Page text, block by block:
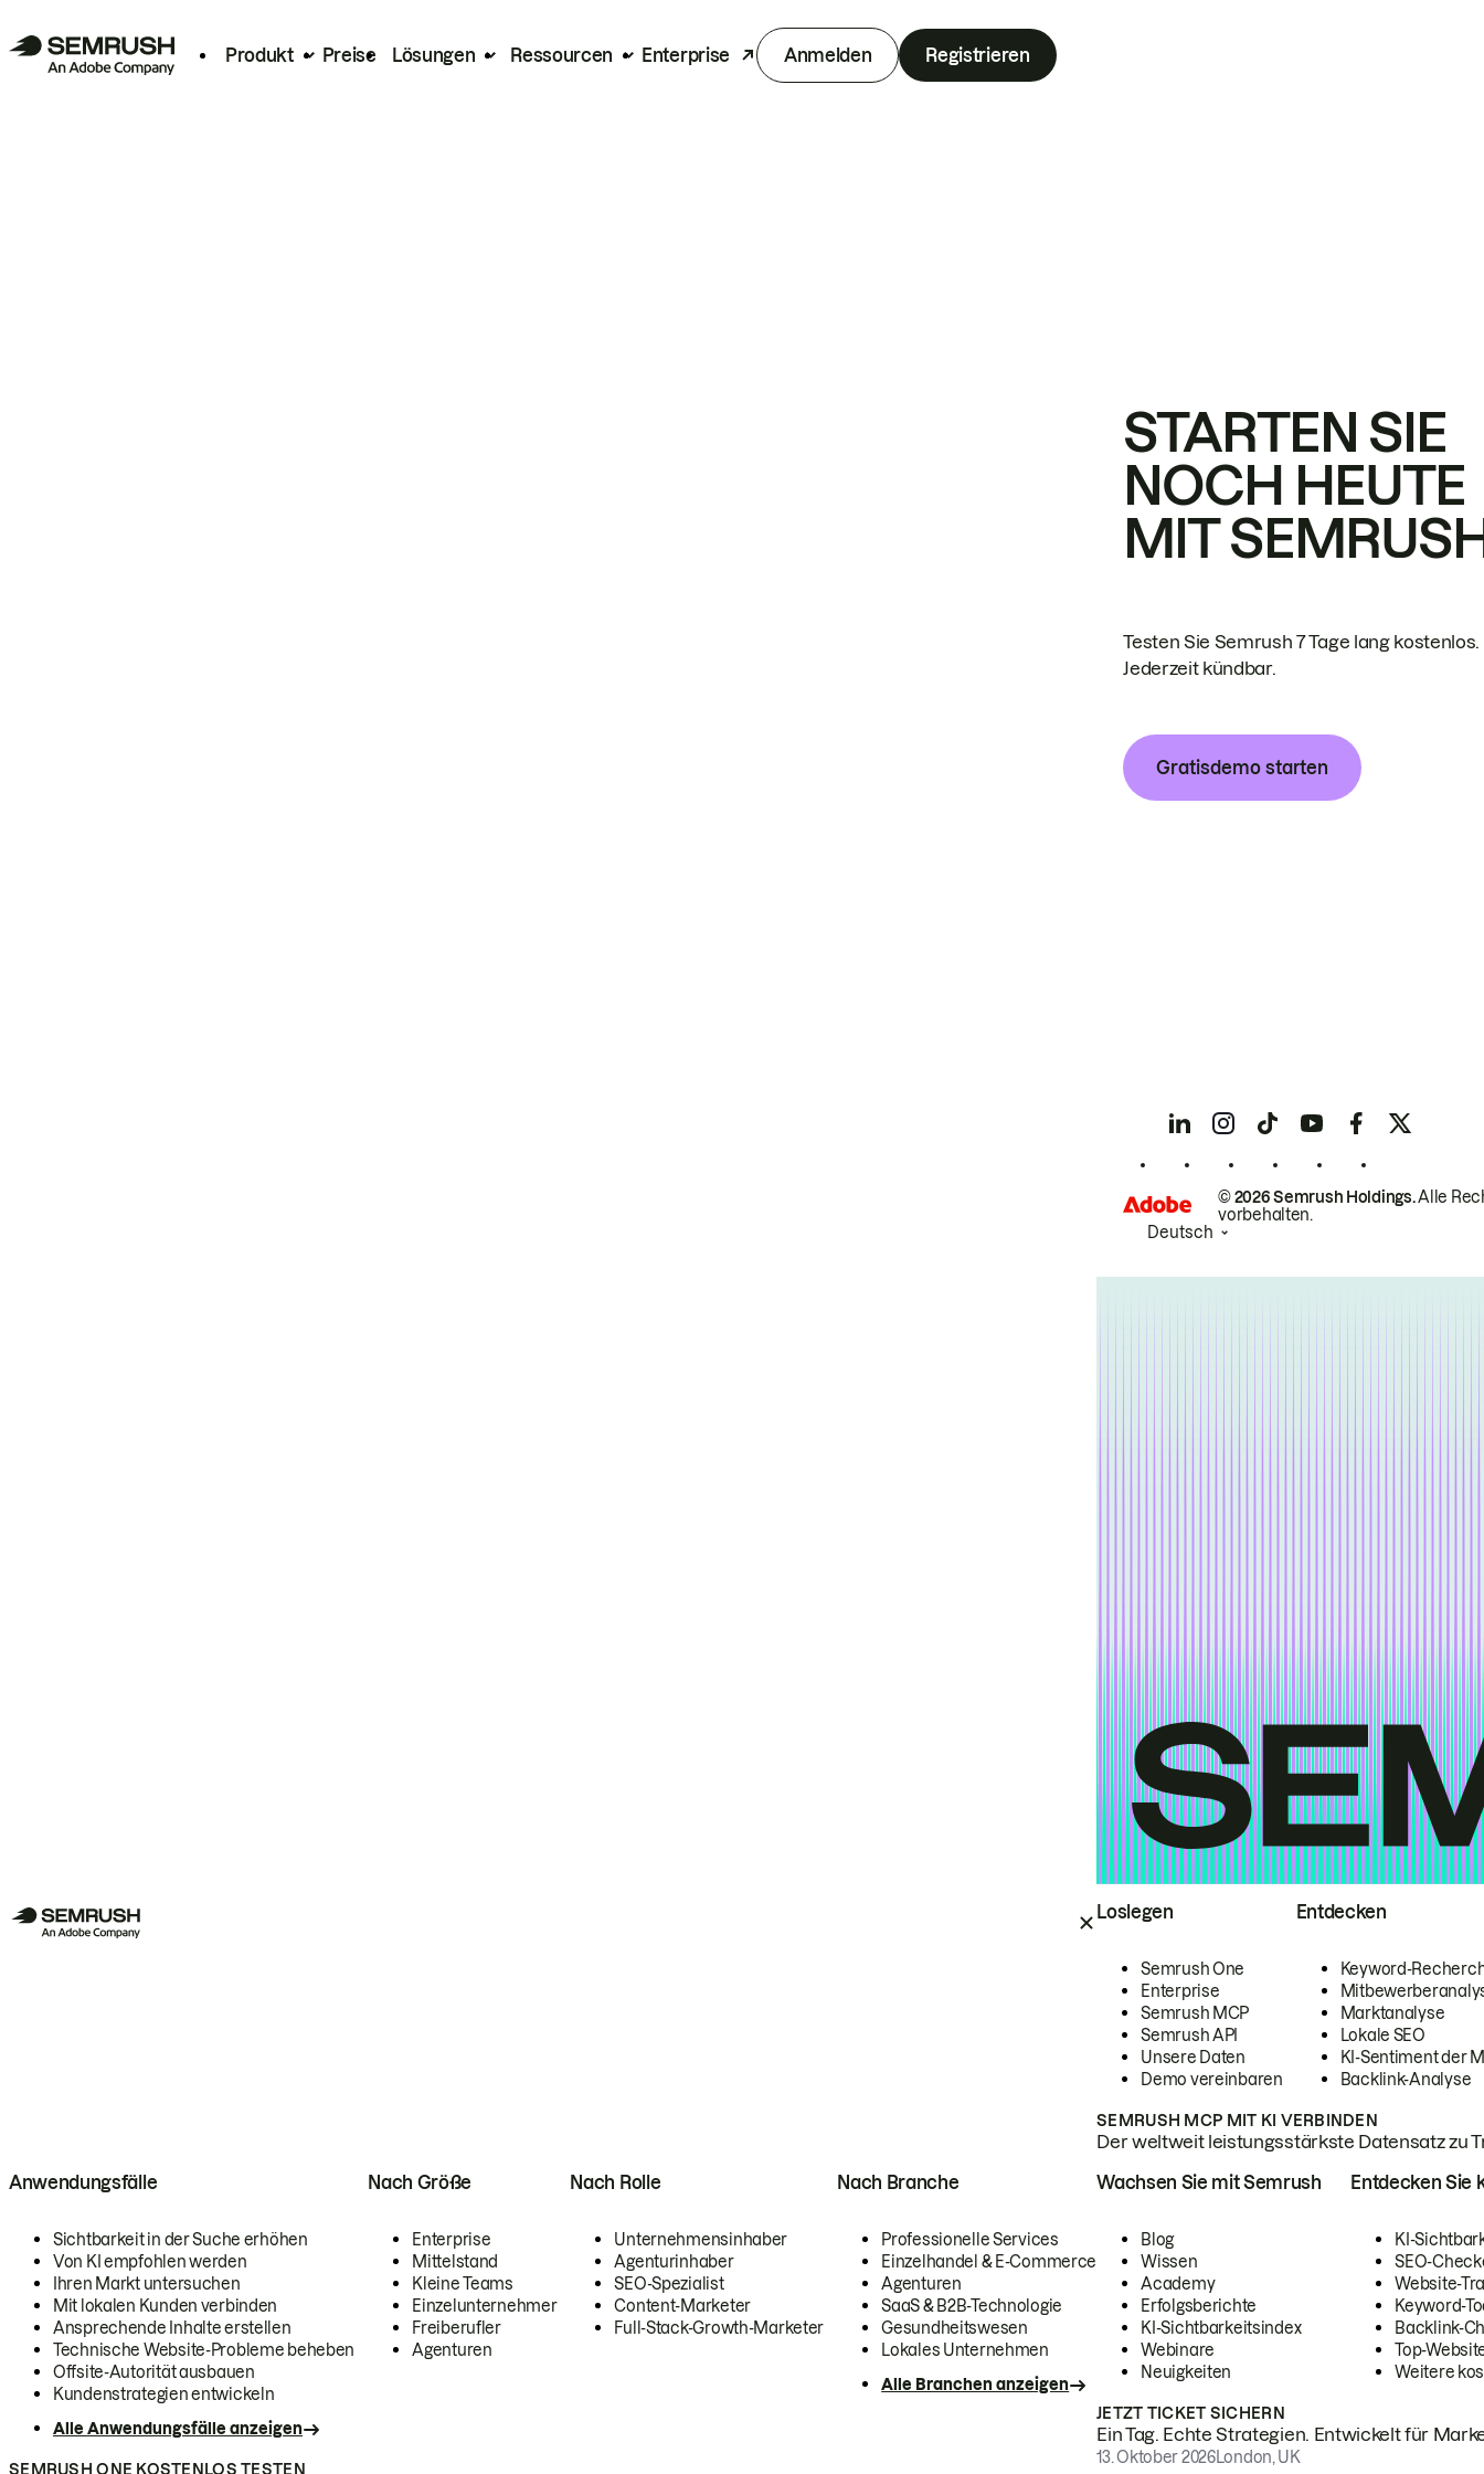
Produkt Preise Lösungen Ressourcen Enterprise Anmelden Registrieren
Loslegen
Semrush One
Enterprise
Semrush MCP
Semrush API
Unsere Daten
Demo vereinbaren
Entdecken
Keyword-
Marktanalyse
Lokale SEO
KI-Sentiment der
Backlink-Analyse
SEMRUSH MCP MIT KI VERBINDEN
Der weltweit leistungsstärkste Datensatz zu
Anwendungsfälle
Sichtbarkeit in der Suche erhöhen
Von KI empfohlen werden
Ihren Markt untersuchen
Mit lokalen Kunden verbinden
Ansprechende Inhalte erstellen
Technische Website-Probleme beheben
Offsite-Autorität ausbauen
Kundenstrategien entwickeln
Alle Anwendungsfälle anzeigen
Nach Größe
Enterprise
Mittelstand
Kleine Teams
Einzelunternehmer
Freiberufler
Agenturen
Nach Rolle
Unternehmensinhaber
Agenturinhaber
SEO-Spezialist
Content-Marketer
Full-Stack-Growth-Marketer
Nach Branche
Professionelle Services
Einzelhandel & E-Commerce
Agenturen
SaaS & B2B-Technologie
Gesundheitswesen
Lokales Unternehmen
Alle Branchen anzeigen
SEMRUSH ONE KOSTENLOS TESTEN
Wachsen Sie mit Semrush
Blog
Wissen
Academy
Erfolgsberichte
KI-Sichtbarkeitsindex
Webinare
Neuigkeiten
Entdecken Sie
KI-
SEO-
Website-
Keyword-
Backlink-
Top-
Weitere
JETZT TICKET SICHERN
Ein Tag. Echte Strategien. Entwickelt für
13. Oktober 2026London, UK
STARTEN SIE
NOCH HEUTE
MIT
Testen Sie Semrush 7 Tage lang kostenlos.
Jederzeit kündbar.
Gratisdemo starten
© 2026 Semrush Holdings.Alle
vorbehalten.
Deutsch